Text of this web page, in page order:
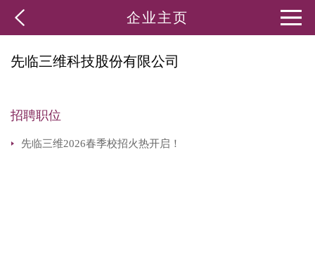
企业主页
先临三维科技股份有限公司
招聘职位
先临三维2026春季校招火热开启！